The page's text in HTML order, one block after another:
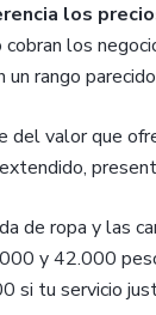
los
los
rango
del valor que
de ropa y las
y 42.000
si tu servicio